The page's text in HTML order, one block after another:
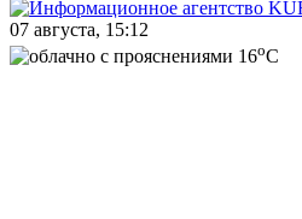
07 августа, 15:12
16oC